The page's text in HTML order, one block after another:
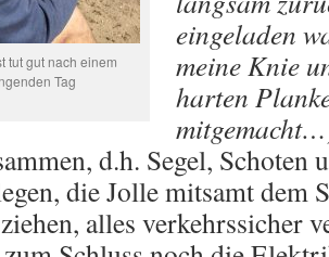
tut gut nach einem
Tag
eingeladen
meine Knie
harten
d.h. Segel, Schoten
die Jolle mitsamt dem
alles verkehrssicher